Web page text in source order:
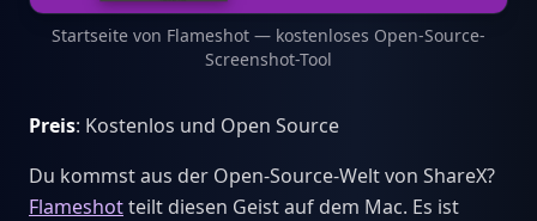
Startseite von Flameshot — kostenloses Open-Source-
Screenshot-Tool
Preis: Kostenlos und Open Source
Du kommst aus der Open-Source-Welt von ShareX?
Flameshotteilt diesen Geist auf dem Mac. Es ist